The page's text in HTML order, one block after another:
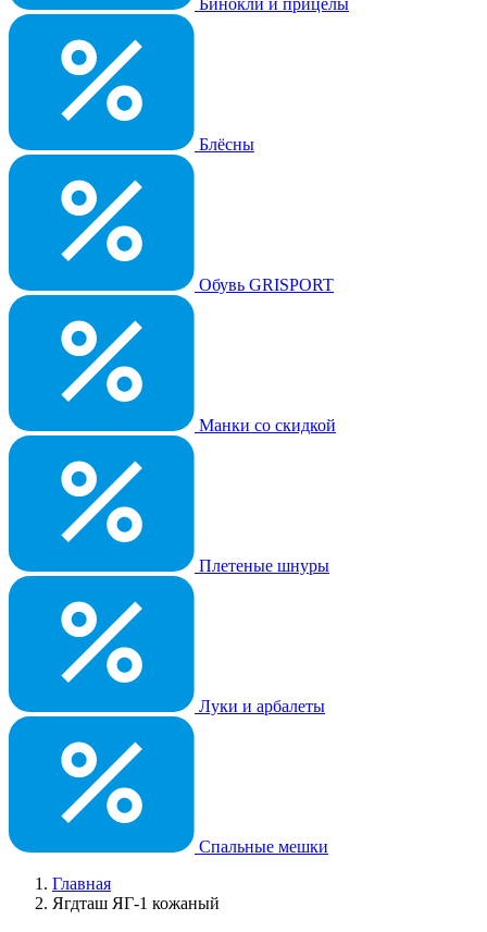
Бинокли и прицелы
Блёсны
Обувь GRISPORT
Манки со скидкой
Плетеные шнуры
Луки и арбалеты
Спальные мешки
Главная
Ягдташ ЯГ-1 кожаный